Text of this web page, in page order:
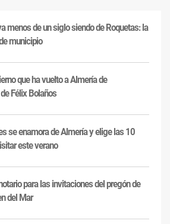
menos de un siglo siendo de Roquetas: la
municipio
que ha vuelto a Almería de
Félix Bolaños
se enamora de Almería y elige las 10
este verano
para las invitaciones del pregón de
del Mar